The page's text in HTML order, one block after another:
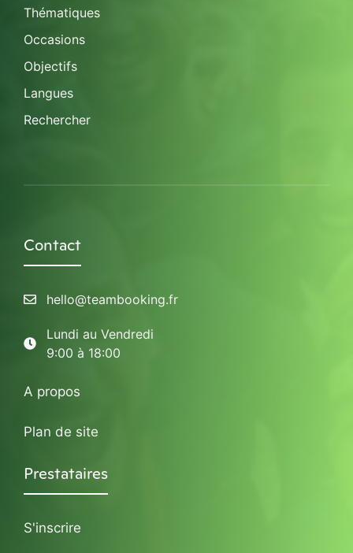
Thématiques
Occasions
Objectifs
Langues
Rechercher
Contact
hello@teambooking.fr
Lundi au Vendredi
9:00 à 18:00
A propos
Plan de site
Prestataires
S'inscrire